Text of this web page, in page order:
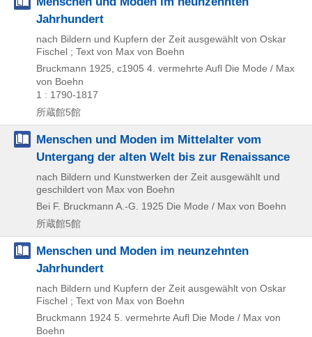
Jahrhundert
nach Bildern und Kupfern der Zeit ausgewählt von Oskar
Fischel ; Text von Max von Boehn
Bruckmann 1925, c1905 4. vermehrte Aufl Die Mode / Max
von Boehn
1 : 1790-1817
所蔵館5館
Menschen und Moden im Mittelalter vom
Untergang der alten Welt bis zur Renaissance
nach Bildern und Kunstwerken der Zeit ausgewählt und
geschildert von Max von Boehn
Bei F. Bruckmann A.-G.
1925 Die Mode / Max von Boehn
所蔵館5館
Menschen und Moden im neunzehnten
Jahrhundert
nach Bildern und Kupfern der Zeit ausgewählt von Oskar
Fischel ; Text von Max von Boehn
Bruckmann 1924 5. vermehrte Aufl Die Mode / Max von
Boehn